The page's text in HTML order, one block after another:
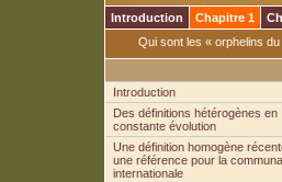
Introduction Chapitre 1
Qui sont les « orphelins
Introduction
Des définitions hétérogènes en
constante évolution
Une définition homogène
une référence pour la
internationale